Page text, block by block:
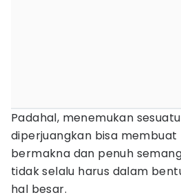
Padahal, menemukan
diperjuangkan bisa
bermakna dan penuh
tidak selalu harus dalam
hal besar.